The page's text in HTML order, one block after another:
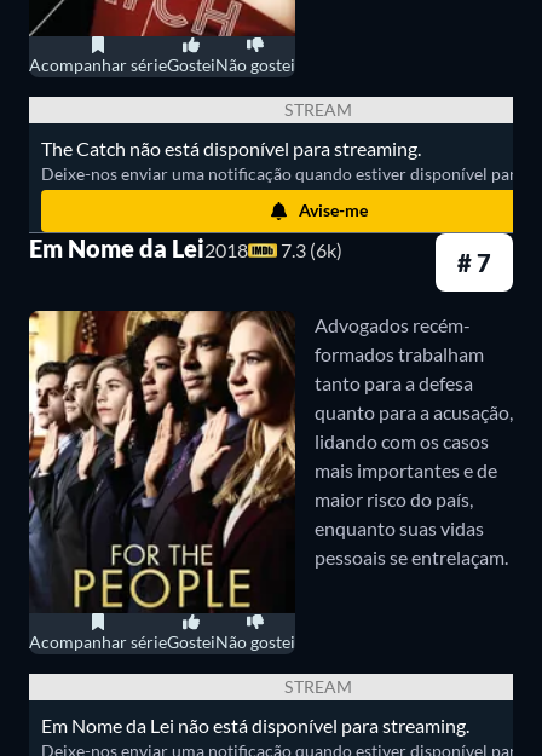
adequados para seus oito filhos. Daphne Bridgerton
(Phoebe Dynevor), a filha mais velha, deseja se casar
por amor, mas seus planos são atrapalhados por seu
irmão mais velho. Quando ela conhece o duque de
Hastings (Regé-Jean Page), o solteiro mais
cobiçado, surge uma atração entre eles. No entanto,
um escândalo orquestrado por Lady Whistledown
(Julie Andrews) mancha a reputação de Daphne,
forçando-a a se aliar ao duque para se defender.
Essa aliança testa os valores e as aparências da elite
londrina.Bridgertoné baseada no livro best-seller
de Julia Quinn.
Inventando Anna (2022)
Inventando Annaé uma minissérie original da
Netflix que narra a investigação da jornalista Vivian
(Anna Chlumsky) sobre a vida de Anna Delvey (Julia
Garner), uma jovem que se tornou destaque nos
tabloides de fofoca. Anna, fingindo ser uma herdeira
Acompanhar sérieGosteiNão gostei
STREAM
The Catch não está disponível para streaming.
Deixe-nos enviar uma notificação quando estiver disponível para
Avise-me
Acompanhar sérieGosteiNão gostei
Em Nome da Lei2018 7.3 (6k) # 7
Advogados recém-
formados trabalham
tanto para a defesa
quanto para a acusação,
lidando com os casos
mais importantes e de
maior risco do país,
enquanto suas vidas
pessoais se entrelaçam.
STREAM
Em Nome da Lei não está disponível para streaming.
Deixe-nos enviar uma notificação quando estiver disponível para